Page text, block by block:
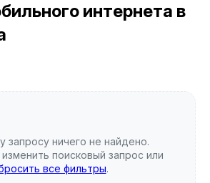
интернета в
запросу ничего не найдено.
поисковый запрос или
все фильтры.